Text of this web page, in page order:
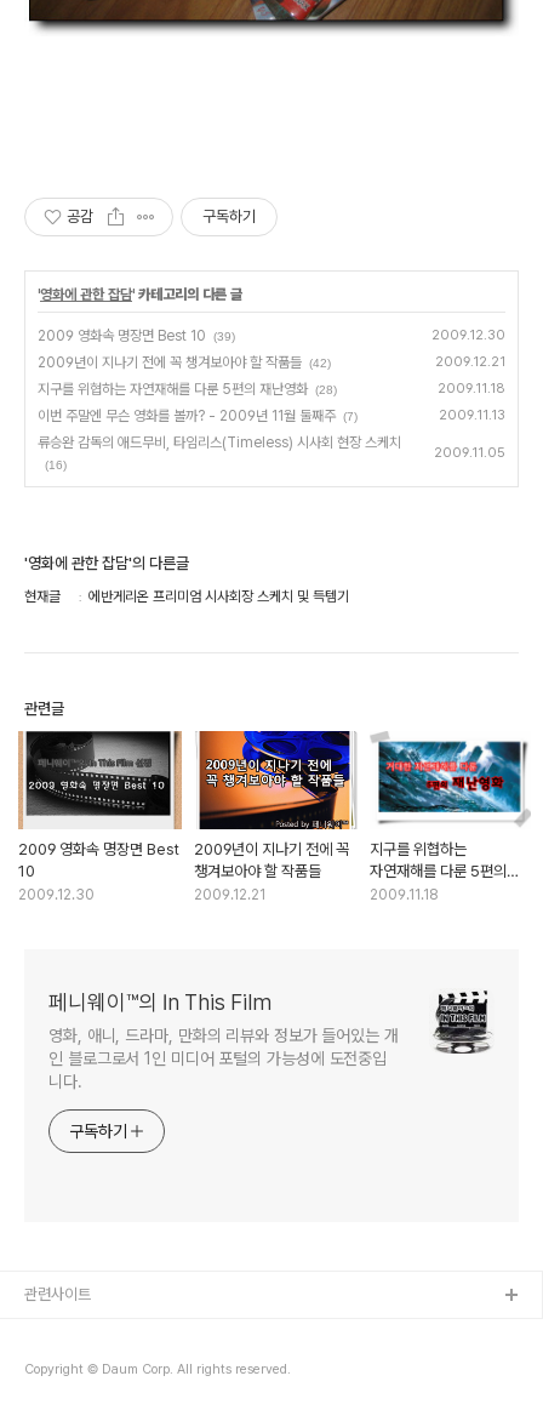
공감 구독하기
'영화에 관한 잡담' 카테고리의 다른 글
2009 영화속 명장면 Best 10 (39) 2009.12.30
2009년이 지나기 전에 꼭 챙겨보아야 할 작품들 (42) 2009.12.21
지구를 위협하는 자연재해를 다룬 5편의 재난영화 (28) 2009.11.18
이번 주말엔 무슨 영화를 볼까? - 2009년 11월 둘째주 (7) 2009.11.13
류승완 감독의 애드무비, 타임리스(Timeless) 시사회 현장 스케치
(16)
2009.11.05
'영화에 관한 잡담'의 다른글
현재글 에반게리온 프리미엄 시사회장 스케치 및 득템기
관련글
2009 영화속 명장면 Best
10
2009.12.30
2009년이 지나기 전에 꼭
챙겨보아야 할 작품들
2009.12.21
지구를 위협하는
자연재해를 다룬 5편의
재난영화
2009.11.18
페니웨이™의 In This Film
영화, 애니, 드라마, 만화의 리뷰와 정보가 들어있는 개
인 블로그로서 1인 미디어 포털의 가능성에 도전중입
니다.
구독하기
Copyright © Daum Corp. All rights reserved.
관련사이트